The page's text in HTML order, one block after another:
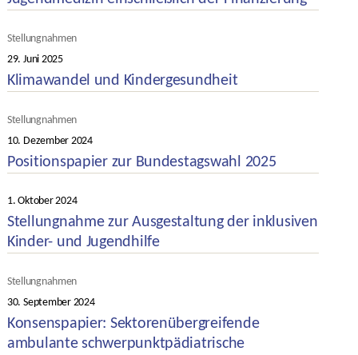
Kategorien
Stellungnahmen
Veröffentlichungsdatum
29. Juni 2025
Klimawandel und Kindergesundheit
Kategorien
Stellungnahmen
Veröffentlichungsdatum
10. Dezember 2024
Positionspapier zur Bundestagswahl 2025
Kategorien
Veröffentlichungsdatum
1. Oktober 2024
Stellungnahme zur Ausgestaltung der inklusiven
Kinder- und Jugendhilfe
Kategorien
Stellungnahmen
Veröffentlichungsdatum
30. September 2024
Konsenspapier: Sektorenübergreifende
ambulante schwerpunktpädiatrische